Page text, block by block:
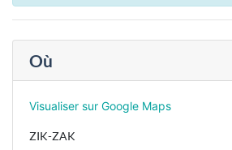
Où
Visualiser sur Google Maps
ZIK-ZAK